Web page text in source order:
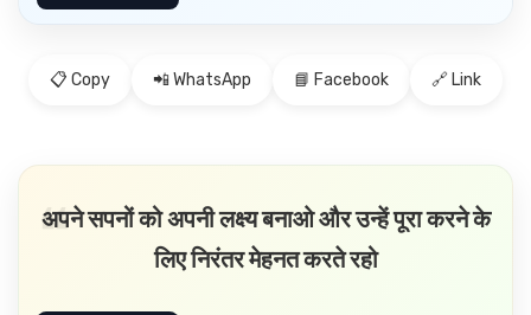
📋 Copy 📲 WhatsApp 📘 Facebook 🔗 Link
अपने सपनों को अपनी लक्ष्य बनाओ और उन्हें पूरा करने के
लिए निरंतर मेहनत करते रहो